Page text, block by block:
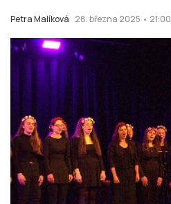
Petra Malíková 28. března 2025 • 21:00